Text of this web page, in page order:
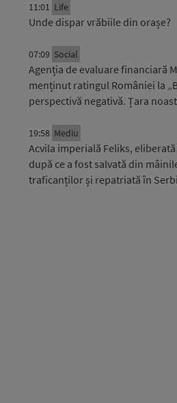
11:01 Life
Unde dispar vrăbiile din orașe?
07:09 Social
Agenția de evaluare financiară
menținut ratingul României la
perspectivă negativă. Țara
19:58 Mediu
Acvila imperială Feliks,
după ce a fost salvată din
traficanților și repatriată în